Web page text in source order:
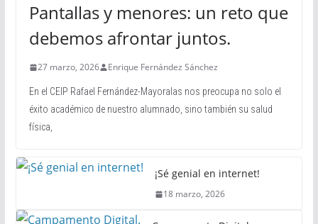
Pantallas y menores: un reto que
debemos afrontar juntos.
27 marzo, 2026 Enrique Fernández Sánchez
En el CEIP Rafael Fernández-Mayoralas nos preocupa no solo el
éxito académico de nuestro alumnado, sino también su salud
física,
¡Sé genial en internet!
18 marzo, 2026